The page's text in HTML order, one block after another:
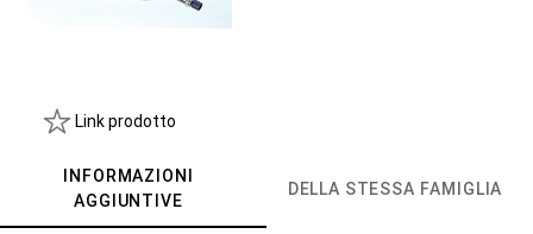
Link prodotto
INFORMAZIONI
AGGIUNTIVE
DELLA STESSA FAMIGLIA